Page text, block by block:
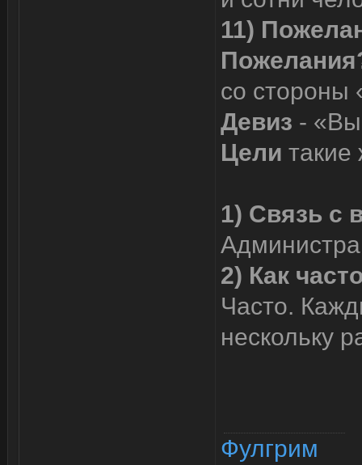
11)
со стороны
Девиз -
Цели такие
1) Связь с
2) Как
Часто.
нескольку
Фулгрим